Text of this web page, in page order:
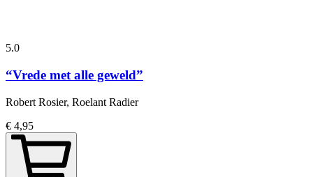
5.0
“Vrede met alle geweld”
Robert Rosier, Roelant Radier
€ 4,95